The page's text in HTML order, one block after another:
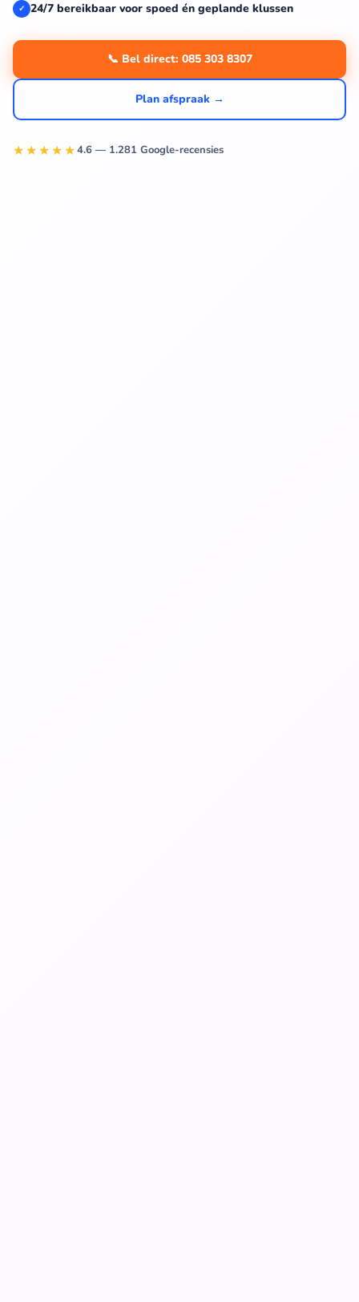
✓ 24/7 bereikbaar voor spoed én geplande klussen
📞 Bel direct: 085 303 8307
Plan afspraak →
★★★★★4.6 — 1.281 Google-recensies